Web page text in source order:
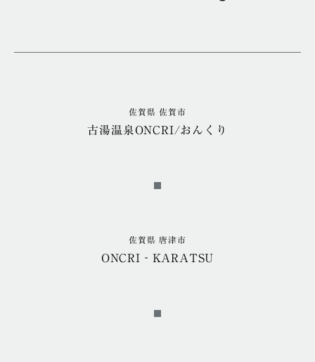
佐賀県 佐賀市
古湯温泉ONCRI/おんくり
佐賀県 唐津市
ONCRI‐KARATSU